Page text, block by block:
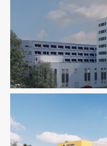
Santé